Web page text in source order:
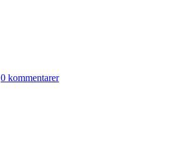
0 kommentarer